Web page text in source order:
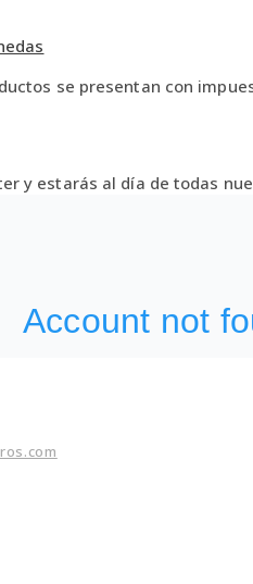
se presentan con
y estarás al día de todas